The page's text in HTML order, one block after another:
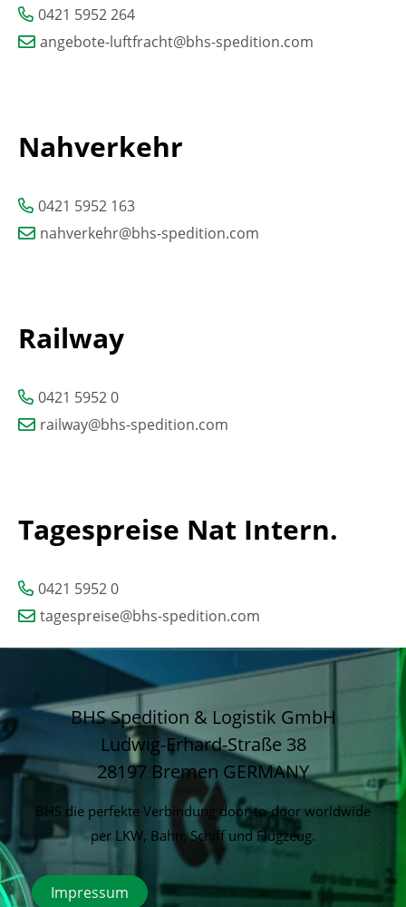
0421 5952 264
angebote-luftfracht@bhs-spedition.com
Nahverkehr
0421 5952 163
nahverkehr@bhs-spedition.com
Railway
0421 5952 0
railway@bhs-spedition.com
Tagespreise Nat Intern.
0421 5952 0
tagespreise@bhs-spedition.com
BHS Spedition & Logistik GmbH
Ludwig-Erhard-Straße 38
28197 Bremen GERMANY
BHS die perfekte Verbindung door-to-door worldwide
per LKW, Bahn, Schiff und Flugzeug.
Impressum